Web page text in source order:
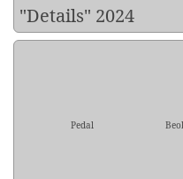
"Details" 2024
Pedal